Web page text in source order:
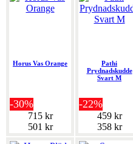
Horus Vas Orange
-30%
715 kr
501 kr
Pathi
Prydnadskudde
Svart M
-22%
459 kr
358 kr